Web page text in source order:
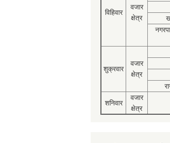
विहिवार
वजार
क्षेत्र
शुक्रवार
वजार
क्षेत्र
शनिवार
वजार
क्षेत्र